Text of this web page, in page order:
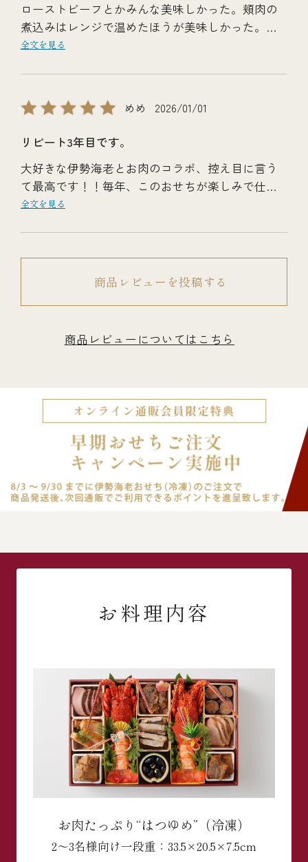
ローストビーフとかみんな美味しかった。頬肉の
煮込みはレンジで温めたほうが美味しかった。そ
の旨表示があったらよかったです。
全文を見る
めめ 2026/01/01
リピート3年目です。
大好きな伊勢海老とお肉のコラボ、控え目に言う
て最高です！！毎年、このおせちが楽しみで仕方
ないです。
全文を見る
商品レビューを投稿する
商品レビューについてはこちら
お料理内容
お肉たっぷり“はつゆめ”（冷凍）
2～3名様向け一段重：33.5×20.5×7.5cm